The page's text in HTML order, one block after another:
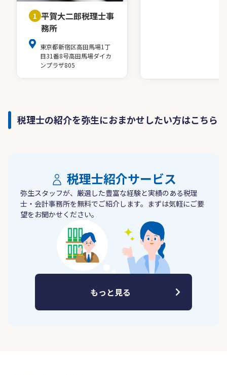
1 平賀大二郎税理士事
務所
東京都新宿区高田馬場1丁
目31番8号高田馬場ダイカ
ンプラザ805
税理士の紹介を弥生におまかせしたい方はこちら
税理士紹介サービス
弥生スタッフが、厳選した豊富な経験と実績のある税理
士・会計事務所を無料でご紹介します。まずは気軽にご要
望をお聞かせください。
もっと見る